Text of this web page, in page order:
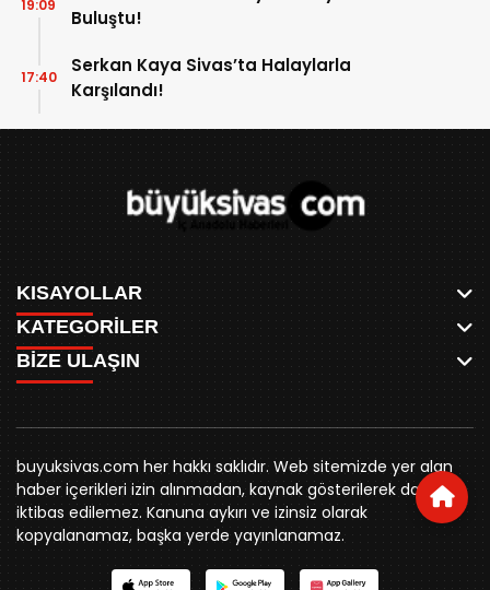
Buluştu!
19:09
Serkan Kaya Sivas’ta Halaylarla
Karşılandı!
17:40
KISAYOLLAR
ANASAYFA
AKSU CANLI
MEYDAN CANLI
MEDRESELER CANLI
MERAKÜM CANLI
YUKARI TEKKE CANLI
KURUMSAL KİMLİK
REKLAM FİYATLARI
BİZE ULAŞIN
KÜNYE
RESMİ İLANLAR
KATEGORİLER
WHATSAPP
SPOR
SİYASET
BELEDİYE
SİVAS VALİLİĞİ
ÜNİVERSİTE
KURUMLAR
STK
YORUM
BİZE ULAŞIN
0346 221 00 60
buyuksivashaber@gmail.com
Örtülüpınar Mah. İnönü Bulvarı Özkahya Apt. Kat:3 D:7
Sivas
buyuksivas.com her hakkı saklıdır. Web sitemizde yer alan
haber içerikleri izin alınmadan, kaynak gösterilerek dahi
iktibas edilemez. Kanuna aykırı ve izinsiz olarak
kopyalanamaz, başka yerde yayınlanamaz.